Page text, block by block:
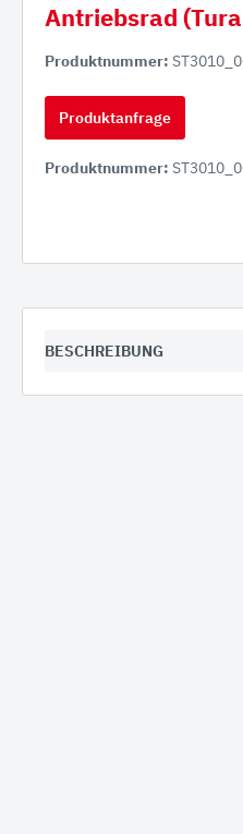
Antriebsrad
Produktnummer:
Produktanfrage
Produktnummer:
BESCHREIBUNG